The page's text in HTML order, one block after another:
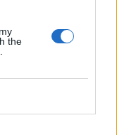
the
κι εγώ.
είχα γυρίσει
φόβο και
Ακόμη και
που συνέβη